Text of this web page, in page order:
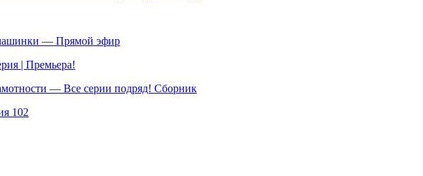
— Прямой эфир
| Премьера!
— Все серии подряд! Сборник
102